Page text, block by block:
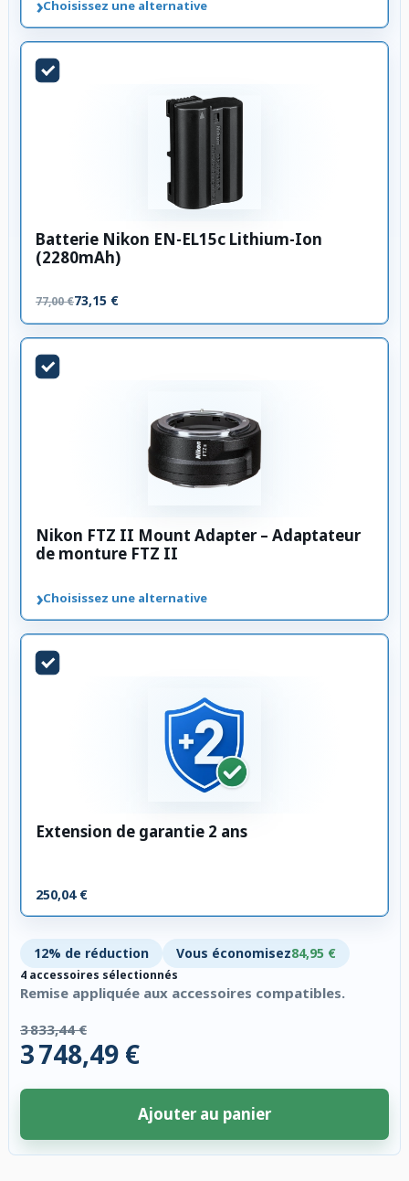
Choisissez une alternative
Batterie Nikon EN-EL15c Lithium-Ion
(2280mAh)
77,00 €73,15 €
Nikon FTZ II Mount Adapter – Adaptateur
de monture FTZ II
›Choisissez une alternative
Extension de garantie 2 ans
250,04 €
12% de réduction Vous économisez84,95 €
4 accessoires sélectionnés
Remise appliquée aux accessoires compatibles.
3 833,44 €
3 748,49 €
Ajouter au panier